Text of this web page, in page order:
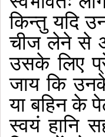
किन्तु यदि
चीज लेने से
उसके लिए
जाय कि
या बहिन के
स्वयं हानि